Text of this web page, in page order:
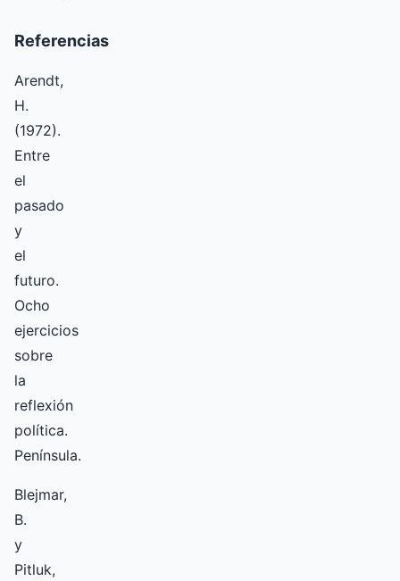
Referencias
Arendt,
H.
(1972).
Entre
el
pasado
y
el
futuro.
Ocho
ejercicios
sobre
la
reflexión
política.
Península.
Blejmar,
B.
y
Pitluk,